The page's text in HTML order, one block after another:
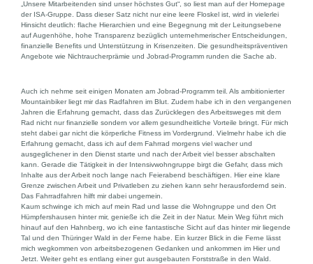
„Unsere Mitarbeitenden sind unser höchstes Gut“, so liest man auf der Homepage
der ISA-Gruppe. Dass dieser Satz nicht nur eine leere Floskel ist, wird in vielerlei
Hinsicht deutlich: flache Hierarchien und eine Begegnung mit der Leitungsebene
auf Augenhöhe, hohe Transparenz bezüglich unternehmerischer Entscheidungen,
finanzielle Benefits und Unterstützung in Krisenzeiten. Die gesundheitspräventiven
Angebote wie Nichtraucherprämie und Jobrad-Programm runden die Sache ab.
Auch ich nehme seit einigen Monaten am Jobrad-Programm teil. Als ambitionierter
Mountainbiker liegt mir das Radfahren im Blut. Zudem habe ich in den vergangenen
Jahren die Erfahrung gemacht, dass das Zurücklegen des Arbeitsweges mit dem
Rad nicht nur finanzielle sondern vor allem gesundheitliche Vorteile bringt. Für mich
steht dabei gar nicht die körperliche Fitness im Vordergrund. Vielmehr habe ich die
Erfahrung gemacht, dass ich auf dem Fahrrad morgens viel wacher und
ausgeglichener in den Dienst starte und nach der Arbeit viel besser abschalten
kann. Gerade die Tätigkeit in der Intensivwohngruppe birgt die Gefahr, dass mich
Inhalte aus der Arbeit noch lange nach Feierabend beschäftigen. Hier eine klare
Grenze zwischen Arbeit und Privatleben zu ziehen kann sehr herausfordernd sein.
Das Fahrradfahren hilft mir dabei ungemein.
Kaum schwinge ich mich auf mein Rad und lasse die Wohngruppe und den Ort
Hümpfershausen hinter mir, genieße ich die Zeit in der Natur. Mein Weg führt mich
hinauf auf den Hahnberg, wo ich eine fantastische Sicht auf das hinter mir liegende
Tal und den Thüringer Wald in der Ferne habe. Ein kurzer Blick in die Ferne lässt
mich wegkommen von arbeitsbezogenen Gedanken und ankommen im Hier und
Jetzt. Weiter geht es entlang einer gut ausgebauten Forststraße in den Wald.